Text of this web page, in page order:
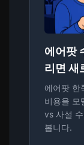
에어팟
리면 새
에어팟 한
비용을 모
vs 사설
봅니다.